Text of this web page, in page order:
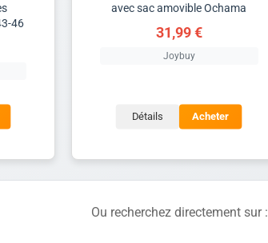
46
avec sac amovible Ochama
31,99 €
Joybuy
Détails Acheter
Ou recherchez directement sur :